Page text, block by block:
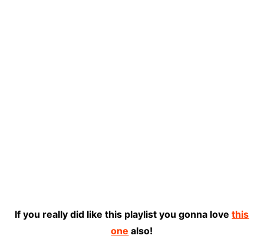
If you really did like this playlist you gonna lovethis
one also!